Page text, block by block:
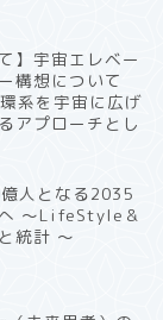
】宇宙エレベー
構想について
系を宇宙に広げ
アプローチとし
人となる2035
〜LifeStyle＆
統計 〜